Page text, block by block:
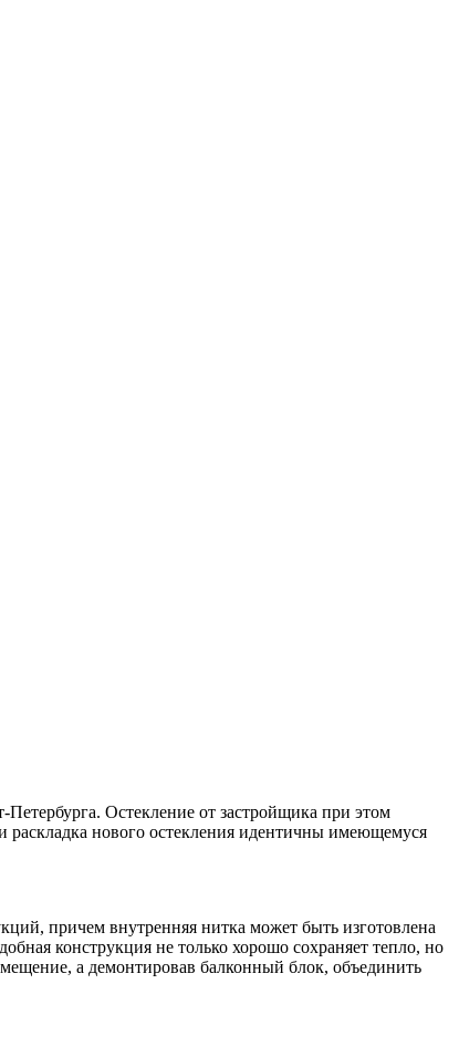
Остекление от застройщика при этом
нового остекления идентичны имеющемуся
причем внутренняя нитка может быть изготовлена
конструкция не только хорошо сохраняет тепло, но
а демонтировав балконный блок, объединить